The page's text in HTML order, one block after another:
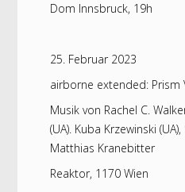
Dom Innsbruck, 19h
25. Februar 2023
airborne extended: Prism
Musik von Rachel C.
(UA). Kuba Krzewinski
Matthias Kranebitter
Reaktor, 1170 Wien